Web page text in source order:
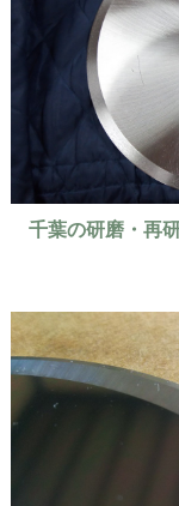
千葉の研磨・再